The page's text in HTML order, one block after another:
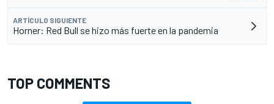
ARTÍCULO SIGUIENTE
Horner: Red Bull se hizo más fuerte en la pandemia
TOP COMMENTS